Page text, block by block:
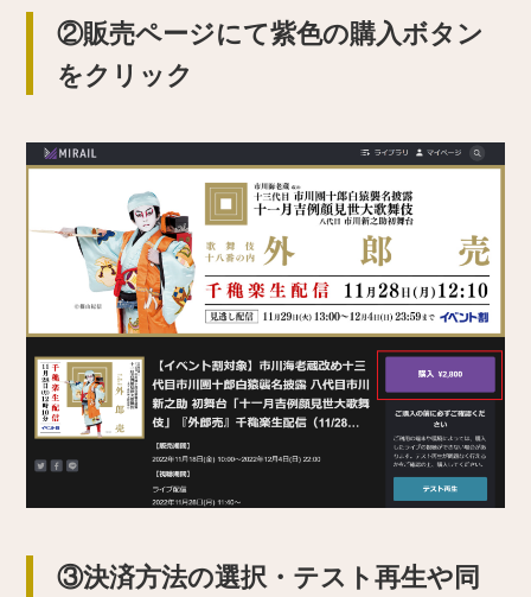
②販売ページにて紫色の購入ボタン
をクリック
③決済方法の選択・テスト再生や同